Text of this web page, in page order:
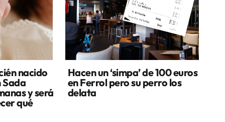
nacido
Sada
y será
qué
Hacen un ‘simpa’ de 100 euros
en Ferrol pero su perro los
delata